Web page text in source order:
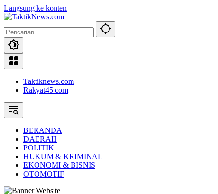
Langsung ke konten
Taktiknews.com
Rakyat45.com
BERANDA
DAERAH
POLITIK
HUKUM & KRIMINAL
EKONOMI & BISNIS
OTOMOTIF